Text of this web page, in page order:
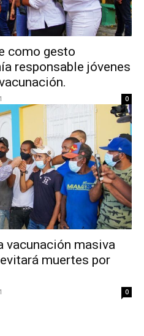
como gesto
responsable jóvenes
0
vacunación masiva
muertes por
0